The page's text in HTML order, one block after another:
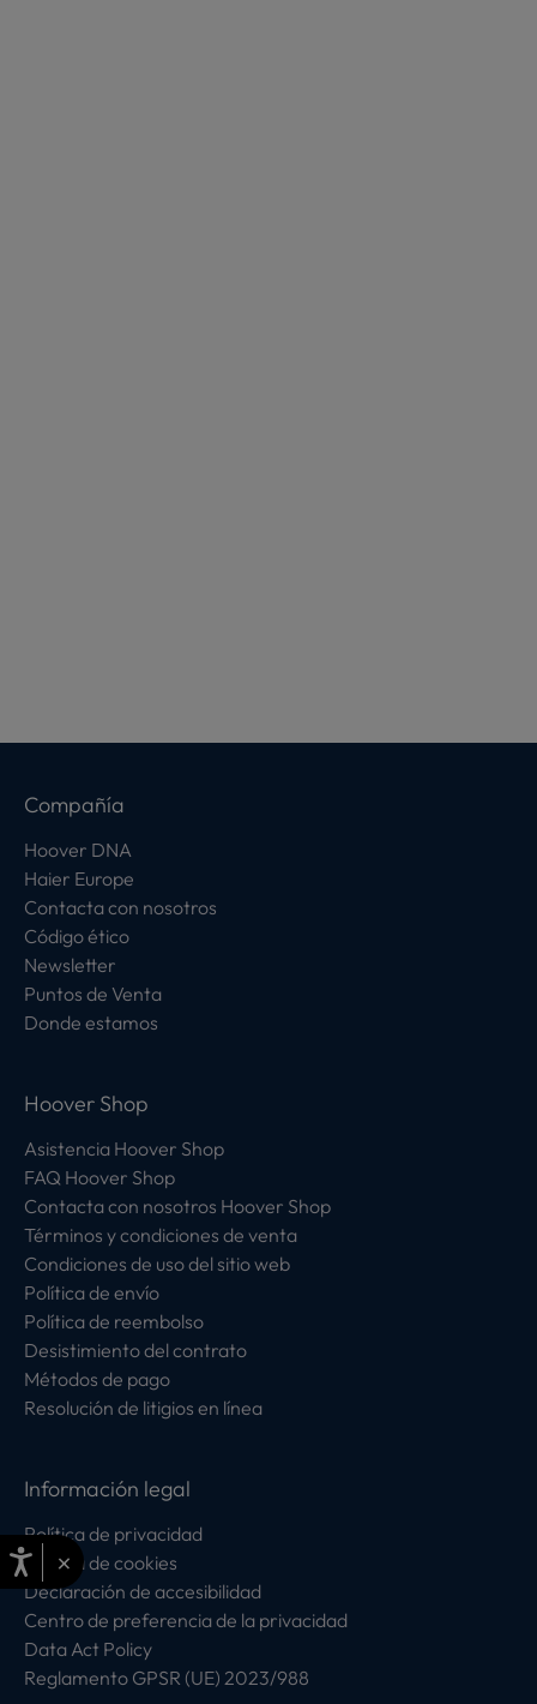
Compañía
Hoover DNA
Haier Europe
Contacta con nosotros
Código ético
Newsletter
Puntos de Venta
Donde estamos
Hoover Shop
Asistencia Hoover Shop
FAQ Hoover Shop
Contacta con nosotros Hoover Shop
Términos y condiciones de venta
Condiciones de uso del sitio web
Política de envío
Política de reembolso
Desistimiento del contrato
Métodos de pago
Resolución de litigios en línea
Información legal
Política de privacidad
Política de cookies
Declaración de accesibilidad
Centro de preferencia de la privacidad
Data Act Policy
Reglamento GPSR (UE) 2023/988
×